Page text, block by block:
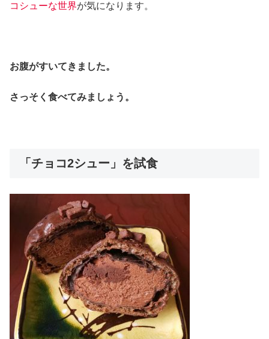
コシューな世界が気になります。
お腹がすいてきました。
さっそく食べてみましょう。
「チョコ2シュー」を試食